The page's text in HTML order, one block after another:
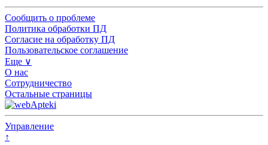
Сообщить о проблеме
Политика обработки ПД
Согласие на обработку ПД
Пользовательское соглашение
Еще ∨
О нас
Сотрудничество
Остальные страницы
Управление
↑